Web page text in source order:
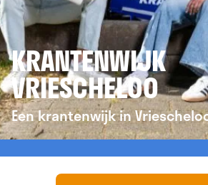
KRANTENWIJK
VRIESCHELOO
Een krantenwijk in